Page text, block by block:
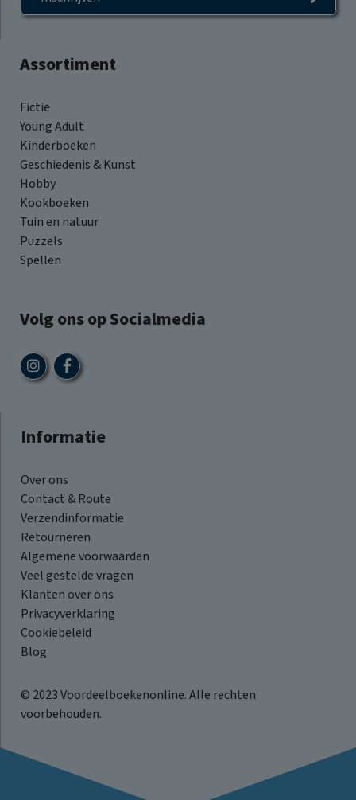
Assortiment
Fictie
Young Adult
Kinderboeken
Geschiedenis & Kunst
Hobby
Kookboeken
Tuin en natuur
Puzzels
Spellen
Volg ons op Socialmedia
Informatie
Over ons
Contact & Route
Verzendinformatie
Retourneren
Algemene voorwaarden
Veel gestelde vragen
Klanten over ons
Privacyverklaring
Cookiebeleid
Blog
© 2023 Voordeelboekenonline. Alle rechten
voorbehouden.